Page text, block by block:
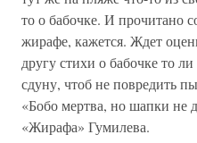
то о бабочке. И прочитано
жирафе, кажется. Ждет
другу стихи о бабочке то
сдуну, чтоб не повредить
«Бобо мертва, но шапки не
«Жирафа» Гумилева.